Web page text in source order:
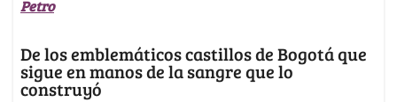
Petro
De los emblemáticos castillos de Bogotá que
sigue en manos de la sangre que lo
construyó